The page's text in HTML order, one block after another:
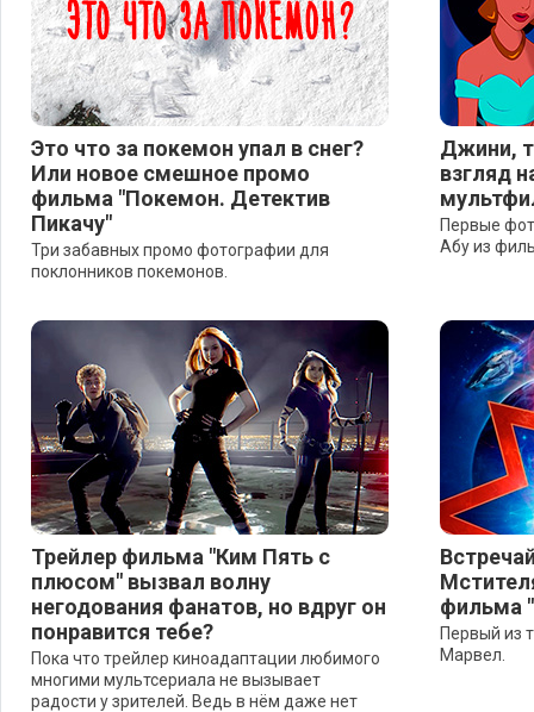
Это что за покемон упал в снег?
Или новое смешное промо
фильма "Покемон. Детектив
Пикачу"
Три забавных промо фотографии для
поклонников покемонов.
Джини,
взгляд
Первые
Абу из
Трейлер фильма "Ким Пять с
плюсом" вызвал волну
негодования фанатов, но вдруг он
понравится тебе?
Пока что трейлер киноадаптации любимого
многими мультсериала не вызывает
радости у зрителей. Ведь в нём даже нет
фильма
Первый из
Марвел.